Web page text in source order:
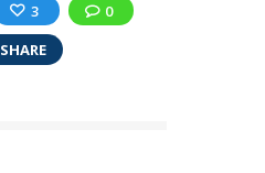
3
0
SHARE